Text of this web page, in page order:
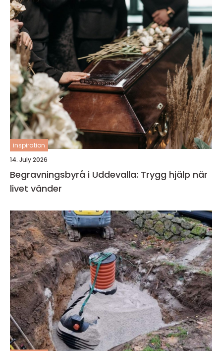
inspiration
14. July 2026
Begravningsbyrå i Uddevalla: Trygg hjälp när
livet vänder